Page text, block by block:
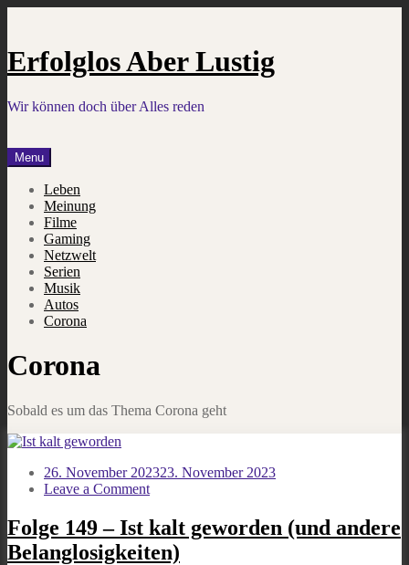
Erfolglos Aber Lustig
Wir können doch über Alles reden
Menu
Leben
Meinung
Filme
Gaming
Netzwelt
Serien
Musik
Autos
Corona
Corona
Sobald es um das Thema Corona geht
26. November 202323. November 2023
Leave a Commenton
149
–
Ist
Folge 149 – Ist kalt geworden (und andere
Belanglosigkeiten)